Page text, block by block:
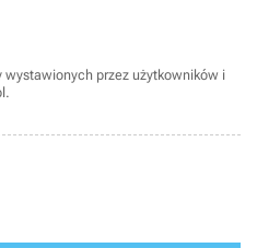
wystawionych przez użytkowników i